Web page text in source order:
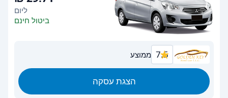
ליום
ביטול חינם
7.5 ממוצע
הצגת עסקה